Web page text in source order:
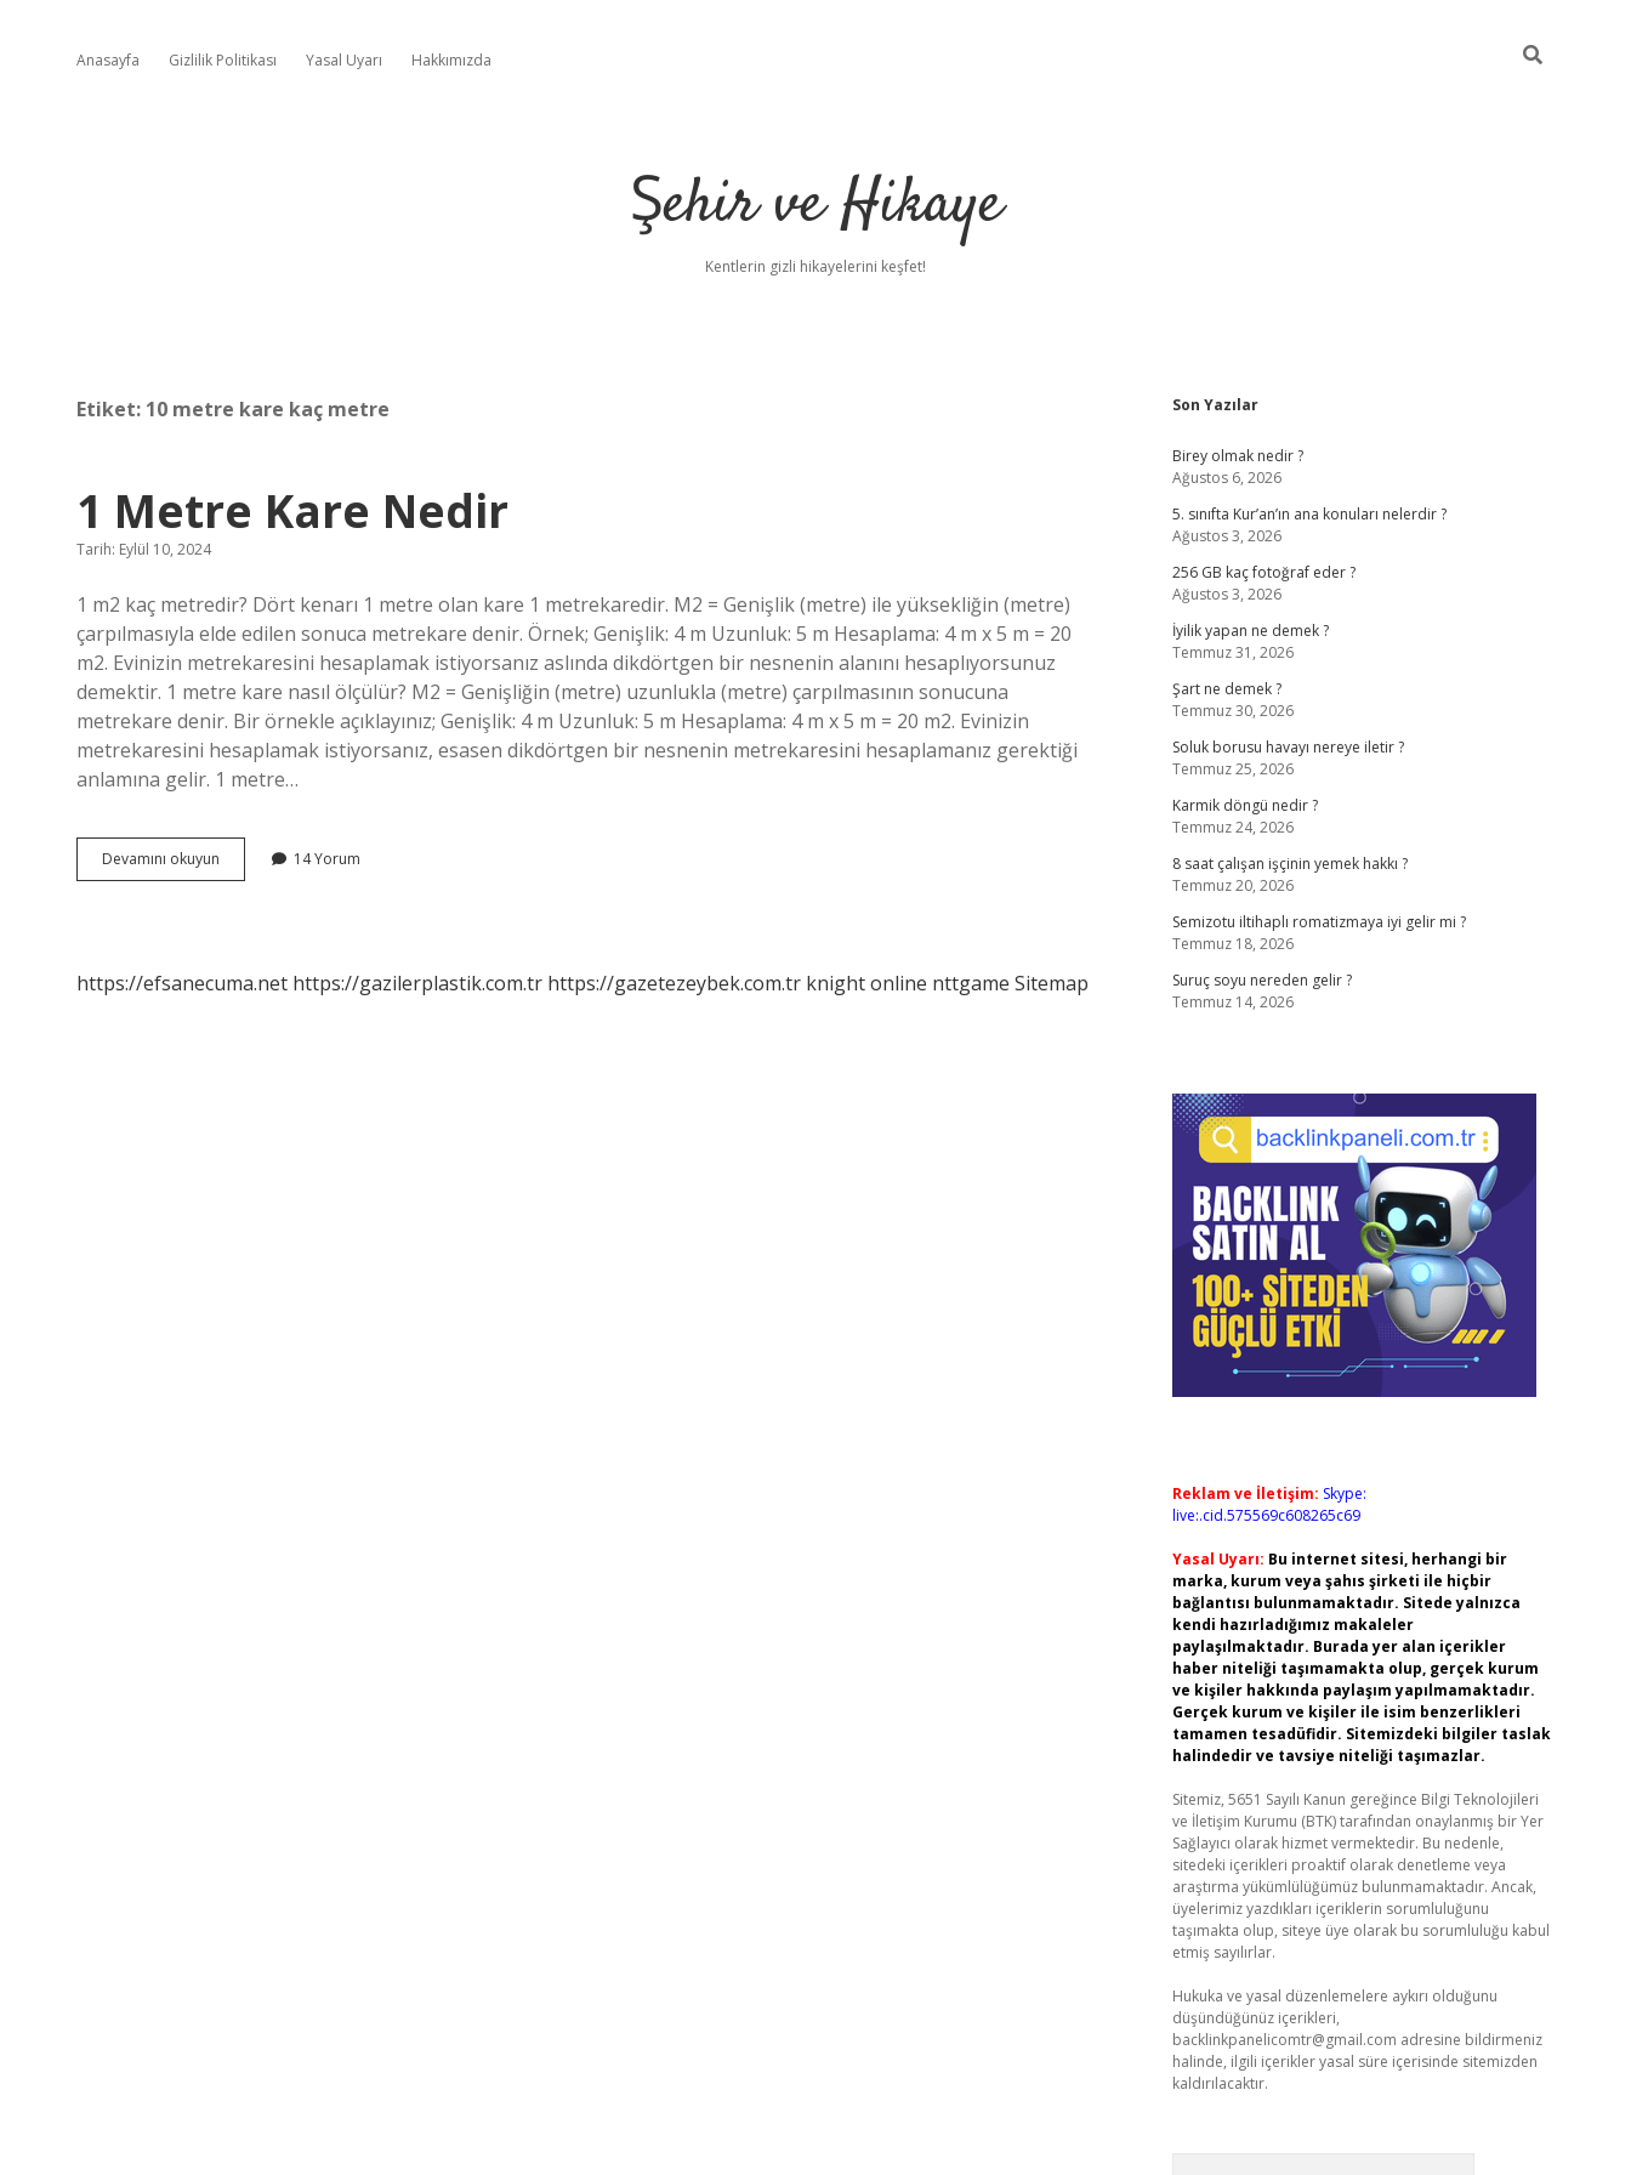
Anasayfa Gizlilik Politikası Yasal Uyarı Hakkımızda
Şehir ve Hikaye
Kentlerin gizli hikayelerini keşfet!
Etiket: 10 metre kare kaç metre
1 Metre Kare Nedir
Tarih: Eylül 10, 2024
1 m2 kaç metredir? Dört kenarı 1 metre olan kare 1 metrekaredir. M2 = Genişlik (metre) ile yüksekliğin (metre)
çarpılmasıyla elde edilen sonuca metrekare denir. Örnek; Genişlik: 4 m Uzunluk: 5 m Hesaplama: 4 m x 5 m = 20
m2. Evinizin metrekaresini hesaplamak istiyorsanız aslında dikdörtgen bir nesnenin alanını hesaplıyorsunuz
demektir. 1 metre kare nasıl ölçülür? M2 = Genişliğin (metre) uzunlukla (metre) çarpılmasının sonucuna
metrekare denir. Bir örnekle açıklayınız; Genişlik: 4 m Uzunluk: 5 m Hesaplama: 4 m x 5 m = 20 m2. Evinizin
metrekaresini hesaplamak istiyorsanız, esasen dikdörtgen bir nesnenin metrekaresini hesaplamanız gerektiği
anlamına gelir. 1 metre…
Devamını okuyun
Metre
14 Yorum
https://efsanecuma.net https://gazilerplastik.com.tr https://gazetezeybek.com.tr knight online nttgame Sitemap
Sidebar
Son Yazılar
Birey olmak nedir ?
Ağustos 6, 2026
5. sınıfta Kur’an’ın ana konuları nelerdir ?
Ağustos 3, 2026
256 GB kaç fotoğraf eder ?
Ağustos 3, 2026
İyilik yapan ne demek ?
Temmuz 31, 2026
Şart ne demek ?
Temmuz 30, 2026
Soluk borusu havayı nereye iletir ?
Temmuz 25, 2026
Karmik döngü nedir ?
Temmuz 24, 2026
8 saat çalışan işçinin yemek hakkı ?
Temmuz 20, 2026
Semizotu iltihaplı romatizmaya iyi gelir mi ?
Temmuz 18, 2026
Suruç soyu nereden gelir ?
Temmuz 14, 2026
Reklam ve İletişim: Skype:
live:.cid.575569c608265c69
Yasal Uyarı: Bu internet sitesi, herhangi bir
marka, kurum veya şahıs şirketi ile hiçbir
bağlantısı bulunmamaktadır. Sitede yalnızca
kendi hazırladığımız makaleler
paylaşılmaktadır. Burada yer alan içerikler
haber niteliği taşımamakta olup, gerçek kurum
ve kişiler hakkında paylaşım yapılmamaktadır.
Gerçek kurum ve kişiler ile isim benzerlikleri
tamamen tesadüfidir. Sitemizdeki bilgiler taslak
halindedir ve tavsiye niteliği taşımazlar.
Sitemiz, 5651 Sayılı Kanun gereğince Bilgi Teknolojileri
ve İletişim Kurumu (BTK) tarafından onaylanmış bir Yer
Sağlayıcı olarak hizmet vermektedir. Bu nedenle,
sitedeki içerikleri proaktif olarak denetleme veya
araştırma yükümlülüğümüz bulunmamaktadır. Ancak,
üyelerimiz yazdıkları içeriklerin sorumluluğunu
taşımakta olup, siteye üye olarak bu sorumluluğu kabul
etmiş sayılırlar.
Hukuka ve yasal düzenlemelere aykırı olduğunu
düşündüğünüz içerikleri,
backlinkpanelicomtr@gmail.com adresine bildirmeniz
halinde, ilgili içerikler yasal süre içerisinde sitemizden
kaldırılacaktır.